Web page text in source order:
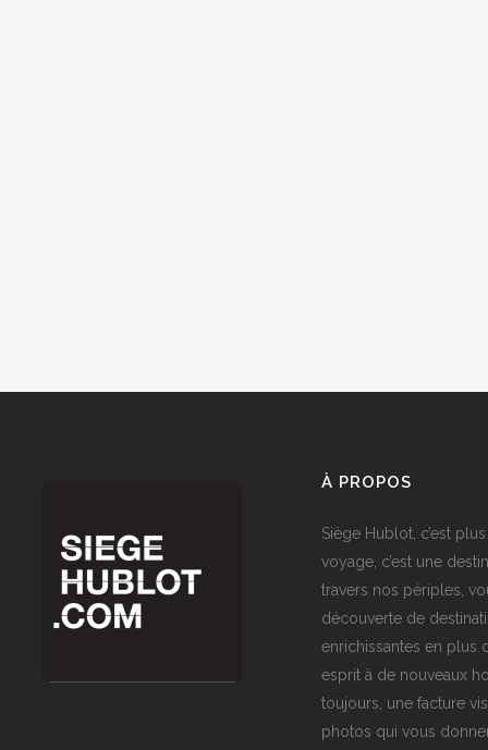
À PROPOS
Siège Hublot, c’est
voyage, c’est une
travers nos périples,
découverte de
enrichissantes en plus
esprit à de nouveaux
toujours, une facture
photos qui vous